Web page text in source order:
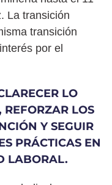
La transición
transición
por el
LO
REFORZAR LOS
Y SEGUIR
PRÁCTICAS EN
LABORAL.